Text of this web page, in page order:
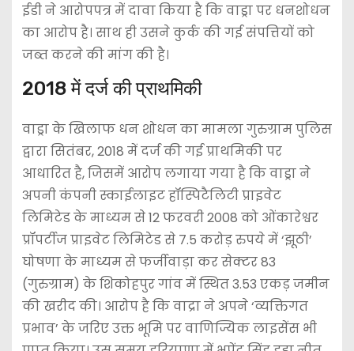
ईडी ने आरोपपत्र में दावा किया है कि वाड्रा पर धनशोधन
का आरोप है। साथ ही उसने कुर्क की गई संपत्तियों को
जब्त करने की मांग की है।
2018 में दर्ज की प्राथमिकी
वाड्रा के खिलाफ धन शोधन का मामला गुरुग्राम पुलिस
द्वारा सितंबर, 2018 में दर्ज की गई प्राथमिकी पर
आधारित है, जिसमें आरोप लगाया गया है कि वाड्रा ने
अपनी कंपनी स्काईलाइट हॉस्पिटैलिटी प्राइवेट
लिमिटेड के माध्यम से 12 फरवरी 2008 को ओंकारेश्वर
प्रॉपर्टीज प्राइवेट लिमिटेड से 7.5 करोड़ रुपये में ‘झूठी’
घोषणा के माध्यम से फर्जीवाड़ा कर सेक्टर 83
(गुरुग्राम) के शिकोहपुर गांव में स्थित 3.53 एकड़ जमीन
की खरीद की। आरोप है कि वाद्रा ने अपने ‘व्यक्तिगत
प्रभाव’ के जरिए उक्त भूमि पर वाणिज्यिक लाइसेंस भी